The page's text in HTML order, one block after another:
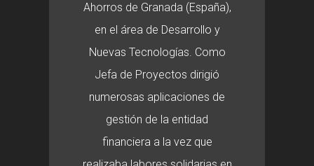
Ahorros de Granada (España),
en el área de Desarrollo y
Nuevas Tecnologías. Como
Jefa de Proyectos dirigió
numerosas aplicaciones de
gestión de la entidad
financiera a la vez que